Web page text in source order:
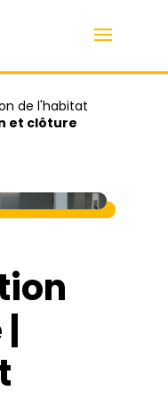
de l'habitat
et clôture